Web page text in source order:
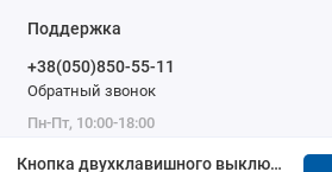
Кнопка двухклавишного выключателя Ajax SoloButton (2-gang) графит
Поддержка
+38(050)850-55-11
Обратный звонок
Пн-Пт, 10:00-18:00